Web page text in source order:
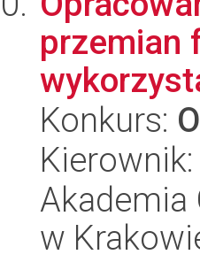
przemian
Konkurs:
Akademia
w